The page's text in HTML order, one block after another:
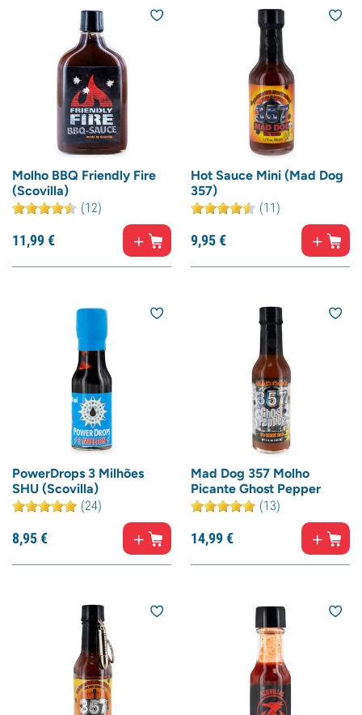
Molho BBQ Friendly Fire
(Scovilla)
(12)
11,99€
Hot Sauce Mini (Mad Dog
357)
(11)
9,95€
PowerDrops 3 Milhões
SHU (Scovilla)
(24)
8,95€
Mad Dog 357 Molho
Picante Ghost Pepper
(13)
14,99€